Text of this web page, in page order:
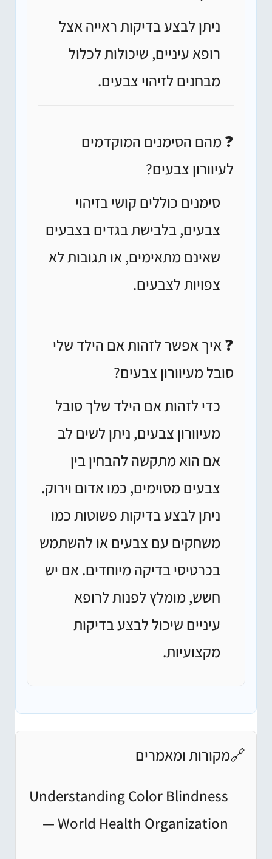
ניתן לבצע בדיקות ראייה אצל
רופא עיניים, שיכולות לכלול
מבחנים לזיהוי צבעים.
❓ מהם הסימנים המוקדמים
לעיוורון צבעים?
סימנים כוללים קושי בזיהוי
צבעים, בלבישת בגדים בצבעים
שאינם מתאימים, או תגובות לא
צפויות לצבעים.
❓ איך אפשר לזהות אם הילד שלי
סובל מעיוורון צבעים?
כדי לזהות אם הילד שלך סובל
מעיוורון צבעים, ניתן לשים לב
אם הוא מתקשה להבחין בין
צבעים מסוימים, כמו אדום וירוק.
ניתן לבצע בדיקות פשוטות כמו
משחקים עם צבעים או להשתמש
בכרטיסי בדיקה מיוחדים. אם יש
חשש, מומלץ לפנות לרופא
עיניים שיכול לבצע בדיקות
מקצועיות.
🔗מקורות ומאמרים
Understanding Color Blindness
— World Health Organization